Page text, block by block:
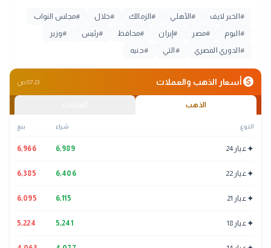
# الخبر لايف #الأهلي #الزمالك #خلال #مجلس النواب
# اليوم #مصر #إيران #محافظ #رئيس #وزير
# الدوري المصري # التي #جنيه
monetization_onأسعار الذهب والعملات 07:23 ص
الذهب
النوع شراء بيع
✦عيار 24 6,989
6,966
✦عيار 22 6,406
6,385
✦عيار 21 6,115
6,095
✦عيار 18 5,241
5,224